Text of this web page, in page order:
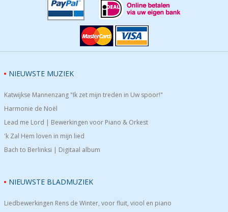
NIEUWSTE MUZIEK
Katwijkse Mannenzang "Ik zet mijn treden in Uw spoor!"
Harmonie de Noël
Lead me Lord | Bewerkingen voor Piano & Orkest
'k Zal Hem loven in mijn lied
Bach to Berlinksi | Digitaal album
NIEUWSTE BLADMUZIEK
Liedbewerkingen Rens de Winter, voor fluit, viool en piano